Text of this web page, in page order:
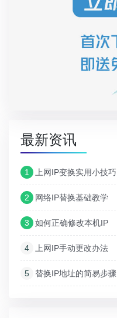
最新资讯
1 上网IP变换实用小技巧
2 网络IP替换基础教学
3 如何正确修改本机IP
4 上网IP手动更改办法
5 替换IP地址的简易步骤